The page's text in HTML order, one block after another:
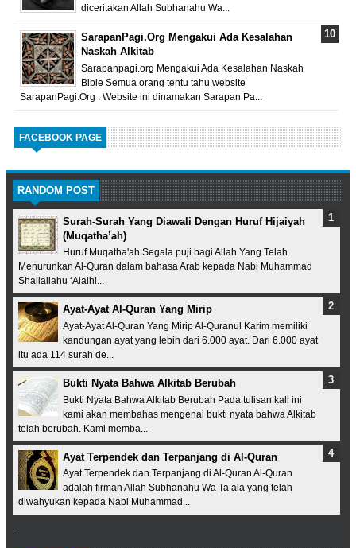
diceritakan Allah Subhanahu Wa...
SarapanPagi.Org Mengakui Ada Kesalahan
Naskah Alkitab
Sarapanpagi.org Mengakui Ada Kesalahan Naskah
Bible Semua orang tentu tahu website
SarapanPagi.Org . Website ini dinamakan Sarapan Pa...
FACEBOOK PAGE
RANDOM POST
Surah-Surah Yang Diawali Dengan Huruf Hijaiyah
(Muqatha’ah)
Huruf Muqatha'ah Segala puji bagi Allah Yang Telah
Menurunkan Al-Quran dalam bahasa Arab kepada Nabi Muhammad
Shallallahu ‘Alaihi...
Ayat-Ayat Al-Quran Yang Mirip
Ayat-Ayat Al-Quran Yang Mirip Al-Quranul Karim memiliki
kandungan ayat yang lebih dari 6.000 ayat. Dari 6.000 ayat
itu ada 114 surah de...
Bukti Nyata Bahwa Alkitab Berubah
Bukti Nyata Bahwa Alkitab Berubah Pada tulisan kali ini
kami akan membahas mengenai bukti nyata bahwa Alkitab
telah berubah. Kami memba...
Ayat Terpendek dan Terpanjang di Al-Quran
Ayat Terpendek dan Terpanjang di Al-Quran Al-Quran
adalah firman Allah Subhanahu Wa Ta’ala yang telah
diwahyukan kepada Nabi Muhammad...
-